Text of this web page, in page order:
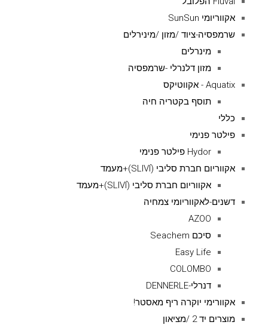
אקווריומי SunSun
שרמפסיה-ציוד /מזון /מינירלים
מינרלים
מזון דלנרלי -שרמפסיה
Aquatix - אקווטיקס
תוסף בקטריה חיה
כללי
פילטר פנימי
Hydor פילטר פנימי
אקווריום חברת סליבי (SLIVIׂׂ)+מעמד
אקווריום חברת סליבי (SLIVIׂׂ)+מעמד
דשנים-לאקווריומי צמחיה
AZOO
סיכם Seachem
Easy Life
COLOMBO
דנרלי-DENNERLE
אקוורימי יוקרה ריף מאסטר!
מוצרים יד 2 /מציאון